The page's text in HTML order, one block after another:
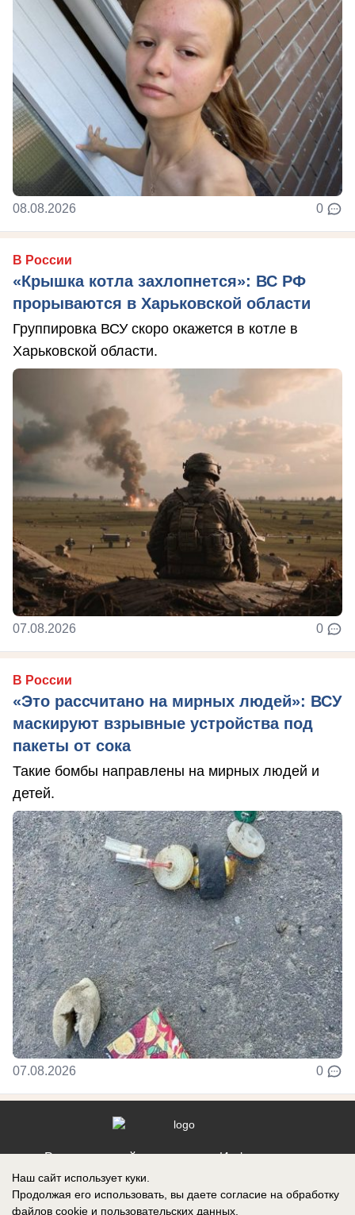
08.08.2026 0
В России
«Крышка котла захлопнется»: ВС РФ
прорываются в Харьковской области
Группировка ВСУ скоро окажется в котле в
Харьковской области.
07.08.2026 0
В России
«Это рассчитано на мирных людей»: ВСУ
маскируют взрывные устройства под
пакеты от сока
Такие бомбы направлены на мирных людей и
детей.
07.08.2026 0
Реклама на сайте
Контакты
Информация
Наш сайт использует куки.
Продолжая его использовать, вы даете согласие на обработку
файлов cookie и пользовательских данных.